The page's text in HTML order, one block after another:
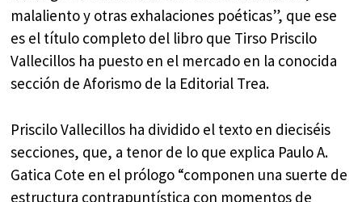
malaliento y otras exhalaciones poéticas”, que ese
es el título completo del libro que Tirso Priscilo
Vallecillos ha puesto en el mercado en la conocida
sección de Aforismo de la Editorial Trea.
Priscilo Vallecillos ha dividido el texto en dieciséis
secciones, que, a tenor de lo que explica Paulo A.
Gatica Cote en el prólogo “componen una suerte de
estructura contrapuntística con momentos de